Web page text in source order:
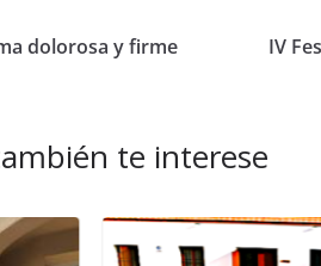
dolorosa y firme
IV
te interese